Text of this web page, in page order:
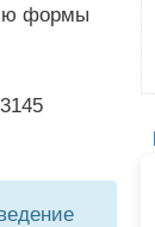
формы